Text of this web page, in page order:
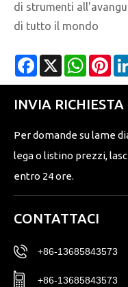
di strumenti
di tutto il mondo
Facebook
X WhatsApp
INVIA RICHIESTA
Per domande su lame
lega o listino prezzi,
entro 24 ore.
CONTATTACI
+86-13685843573
+86-13685843573